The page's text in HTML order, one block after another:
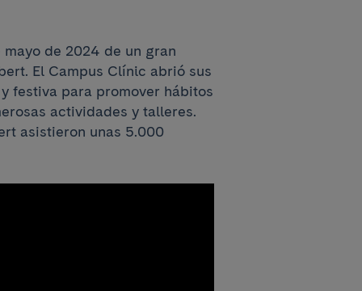
de 2024 de un gran
El Campus Clínic abrió sus
festiva para promover hábitos
actividades y talleres.
asistieron unas 5.000